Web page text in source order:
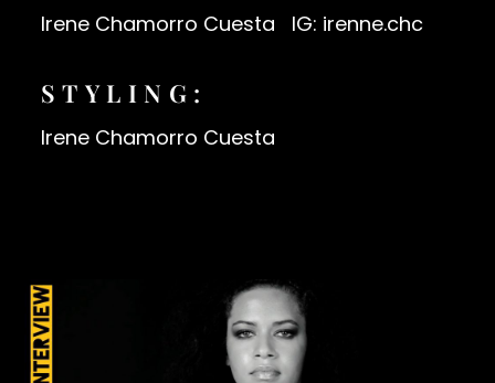
Irene Chamorro Cuesta IG: irenne.chc
STYLING:
Irene Chamorro Cuesta